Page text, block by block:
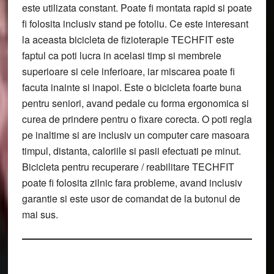
este utilizata constant. Poate fi montata rapid si poate
fi folosita inclusiv stand pe fotoliu. Ce este interesant
la aceasta bicicleta de fizioterapie TECHFIT este
faptul ca poti lucra in acelasi timp si membrele
superioare si cele inferioare, iar miscarea poate fi
facuta inainte si inapoi. Este o bicicleta foarte buna
pentru seniori, avand pedale cu forma ergonomica si
curea de prindere pentru o fixare corecta. O poti regla
pe inaltime si are inclusiv un computer care masoara
timpul, distanta, caloriile si pasii efectuati pe minut.
Bicicleta pentru recuperare / reabilitare TECHFIT
poate fi folosita zilnic fara probleme, avand inclusiv
garantie si este usor de comandat de la butonul de
mai sus.